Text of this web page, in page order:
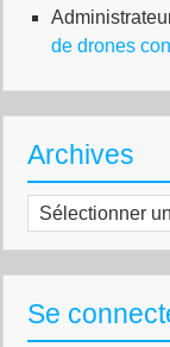
de drones
Archives
Archives
Se